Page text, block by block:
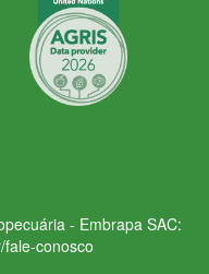
- Embrapa SAC:
conosco